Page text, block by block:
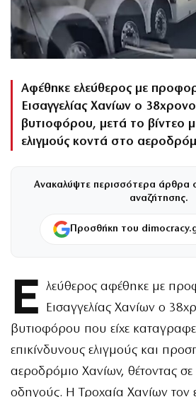
Αφέθηκε ελεύθερος με
Εισαγγελίας Χανίων ο
βυτιοφόρου, μετά το βίντεο
ελιγμούς κοντά στο
Ανακαλύψτε περισσότερα άρθρα
αναζήτησης.
Προσθήκη του
Ε λεύθερος αφέθηκε με
Εισαγγελίας Χανίων ο
βυτιοφόρου που είχε
επικίνδυνους ελιγμούς και
αεροδρόμιο Χανίων, θέτοντας
οδηγούς. Η Τροχαία Χανίων τον